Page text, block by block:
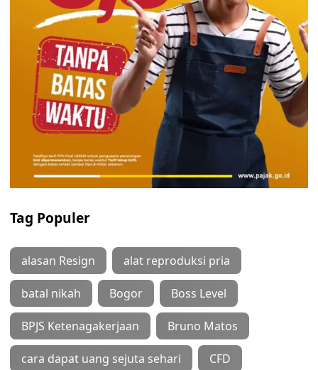
Tag Populer
alasan Resign alat reproduksi pria
batal nikah Bogor Boss Level
BPJS Ketenagakerjaan Bruno Matos
cara dapat uang sejuta sehari CFD